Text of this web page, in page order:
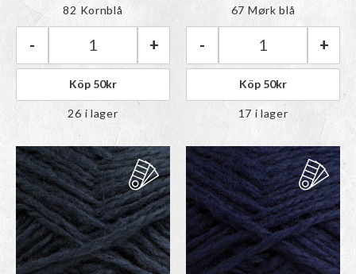
Färgen har lagts till i
paletten
Rauma Vams | 82 Kornblå mängd
- +
82 Kornblå
Köp 50kr
26 i lager
Färgen har lagts till i
paletten
Rauma Vams |
- +
67 Mørk blå
Köp 50kr
17 i lager